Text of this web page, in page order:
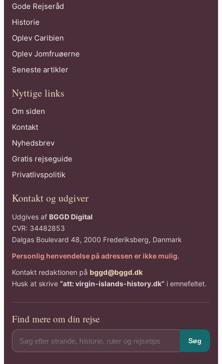
Gode Rejseråd
Historie
Oplev Caribien
Oplev Jomfruøerne
Seneste artikler
Nyttige links
Om siden
Kontakt
Nyhedsbrev
Gratis rejseguide
Privatlivspolitik
Kontakt og udgiver
Udgives af BGGD Digital
CVR: 34482853
Dalgas Boulevard 48, 2000 Frederiksberg, Danmark
Personlig henvendelse på adressen er ikke mulig.
Kontakt redaktionen på bggd@bggd.dk
Husk at skrive “att: virgin-islands-history.dk” i emnefeltet.
Find mere om din rejse
Søg